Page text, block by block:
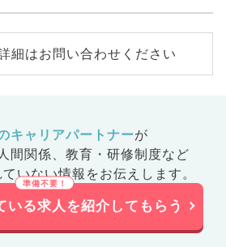
細はお問い合わせください
キャリアパートナーが
間関係、 教育・研修制度など
いない情報をお伝えします。
いる求人を紹介してもらう